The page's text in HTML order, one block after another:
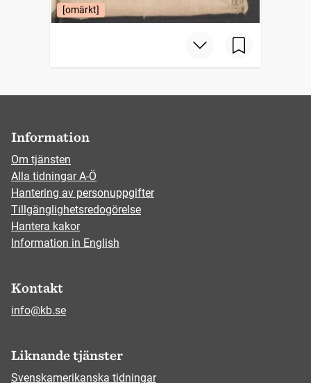
[omärkt]
Information
Om tjänsten
Alla tidningar A-Ö
Hantering av personuppgifter
Tillgänglighetsredogörelse
Hantera kakor
Information in English
Kontakt
info@kb.se
Liknande tjänster
Svenskamerikanska tidningar